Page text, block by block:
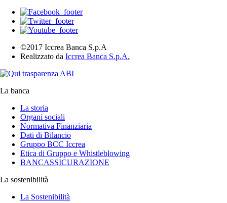
©2017 Iccrea Banca S.p.A
Realizzato da Iccrea Banca S.p.A.
La banca
La storia
Organi sociali
Normativa Finanziaria
Dati di Bilancio
Gruppo BCC Iccrea
Etica di Gruppo e Whistleblowing
BANCASSICURAZIONE
La sostenibilità
La Sostenibilità